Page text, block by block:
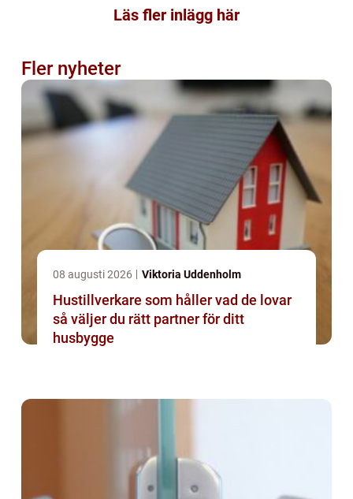
Läs fler inlägg här
Fler nyheter
08 augusti 2026 Viktoria Uddenholm
Hustillverkare som håller vad de lovar
så väljer du rätt partner för ditt
husbygge